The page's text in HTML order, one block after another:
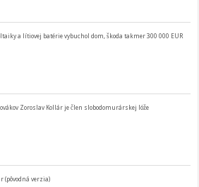
a lítiovej batérie vybuchol dom, škoda takmer 300 000 EUR
Zoroslav Kollár je člen slobodomurárskej lóže
(pôvodná verzia)